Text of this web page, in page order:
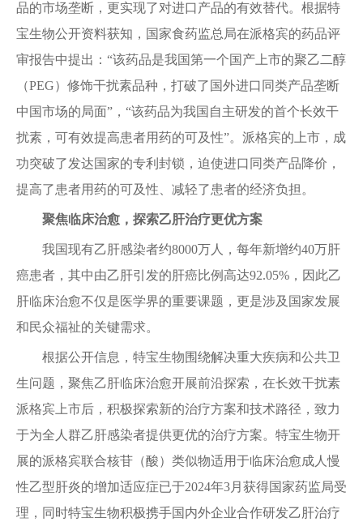
品的市场垄断，更实现了对进口产品的有效替代。根据特
宝生物公开资料获知，国家食药监总局在派格宾的药品评
审报告中提出：“该药品是我国第一个国产上市的聚乙二醇
（PEG）修饰干扰素品种，打破了国外进口同类产品垄断
中国市场的局面”，“该药品为我国自主研发的首个长效干
扰素，可有效提高患者用药的可及性”。派格宾的上市，成
功突破了发达国家的专利封锁，迫使进口同类产品降价，
提高了患者用药的可及性、减轻了患者的经济负担。
聚焦临床治愈，探索乙肝治疗更优方案
我国现有乙肝感染者约8000万人，每年新增约40万肝
癌患者，其中由乙肝引发的肝癌比例高达92.05%，因此乙
肝临床治愈不仅是医学界的重要课题，更是涉及国家发展
和民众福祉的关键需求。
根据公开信息，特宝生物围绕解决重大疾病和公共卫
生问题，聚焦乙肝临床治愈开展前沿探索，在长效干扰素
派格宾上市后，积极探索新的治疗方案和技术路径，致力
于为全人群乙肝感染者提供更优的治疗方案。特宝生物开
展的派格宾联合核苷（酸）类似物适用于临床治愈成人慢
性乙型肝炎的增加适应症已于2024年3月获得国家药监局受
理，同时特宝生物积极携手国内外企业合作研发乙肝治疗